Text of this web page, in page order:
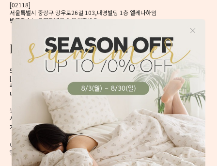
[02118]
서울특별시 중랑구 망우로26길 103,내명빌딩 1층 엘레나하임
반품접수는 로젠택배를 이용해주세요.
56, Mangu-ro, Dongdaemun-gu, Seoul, Korea
[02496] 서울시 동대문구 망우로 56 이앤제이빌딩 6층
주식회사 이앤제이디자인
대표자 이재혁, 이예은
통신판매신고번호 2020-서울동대문-0224호
[CHECK]
사업자등록번호 413-86-01738
개인정보관리책임자 이예은,enjdesign@naver.com
COPYRIGHT @ ELENAHEIM. ALL RIGHT RESERVED.
엘레나 하임의 모든 디자인과 내용은 무단 도용할 수 없습니다.